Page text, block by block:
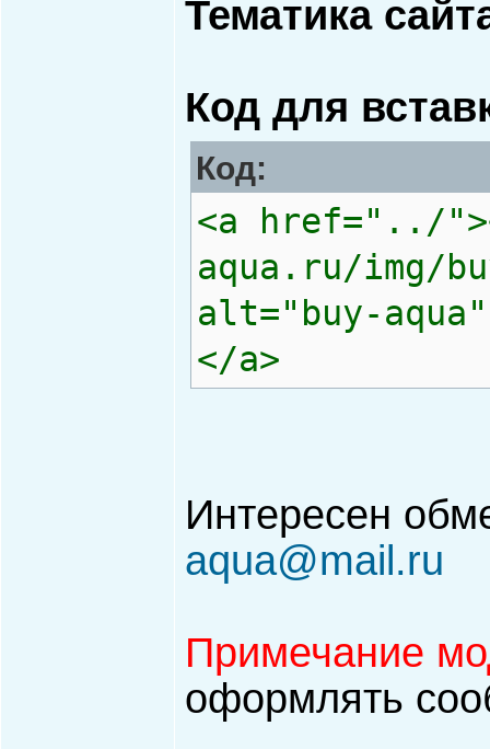
Тематика
Код для
Код:
<a href="../
aqua.ru/img/
alt="buy-
</a>
Интересен
aqua@mail.ru
Примечание
оформлять